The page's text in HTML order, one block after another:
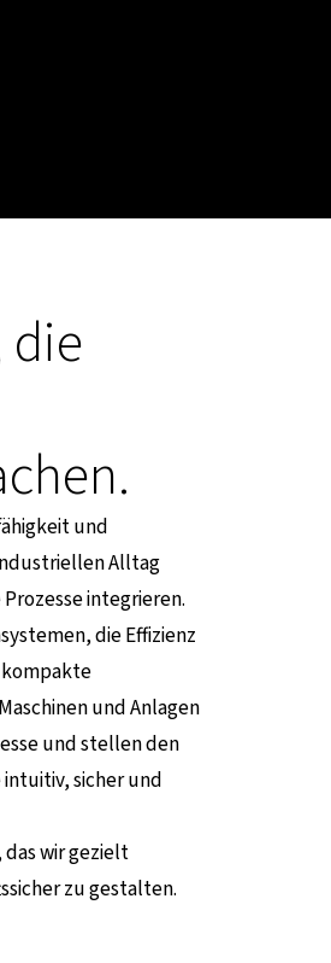
und
Alltag
integrieren.
die Effizienz
kompakte
und Anlagen
und stellen den
sicher und
wir gezielt
zu gestalten.